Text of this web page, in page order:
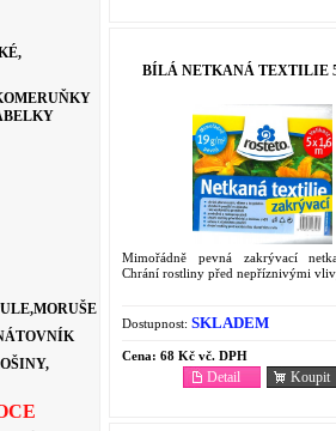
BÍLÁ NETKANÁ TEXTILIE
Mimořádně pevná zakrývací
Chrání rostliny před nepříznivými
Dostupnost: SKLADEM
Cena: 68 Kč vč. DPH
Koupit
Detail